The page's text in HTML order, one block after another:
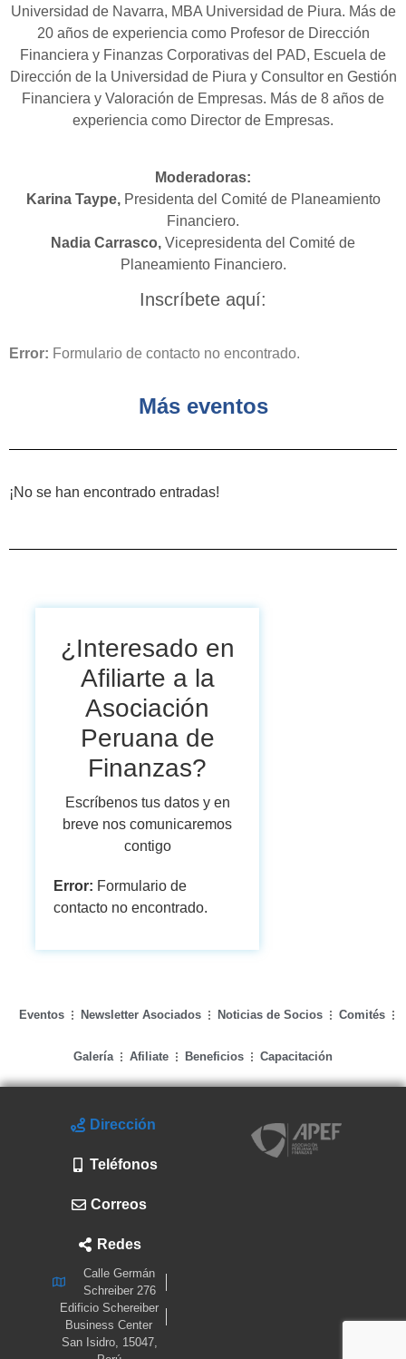
Universidad de Navarra, MBA Universidad de Piura. Más de
20 años de experiencia como Profesor de Dirección
Financiera y Finanzas Corporativas del PAD, Escuela de
Dirección de la Universidad de Piura y Consultor en Gestión
Financiera y Valoración de Empresas. Más de 8 años de
experiencia como Director de Empresas.
Moderadoras:
Karina Taype,Presidenta del Comité de Planeamiento
Financiero.
Nadia Carrasco, Vicepresidenta del Comité de
Planeamiento Financiero.
Inscríbete aquí:
Error: Formulario de contacto no encontrado.
Más eventos
¡No se han encontrado entradas!
¿Interesado en
Afiliarte a la
Asociación
Peruana de
Finanzas?
Escríbenos tus datos y en
breve nos comunicaremos
contigo
Error: Formulario de
contacto no encontrado.
Eventos Newsletter Asociados Noticias de Socios Comités
Galería Afiliate Beneficios Capacitación
Dirección
Teléfonos
Correos
Redes
Calle Germán
Schreiber 276
Edificio Schereiber
Business Center
San Isidro, 15047,